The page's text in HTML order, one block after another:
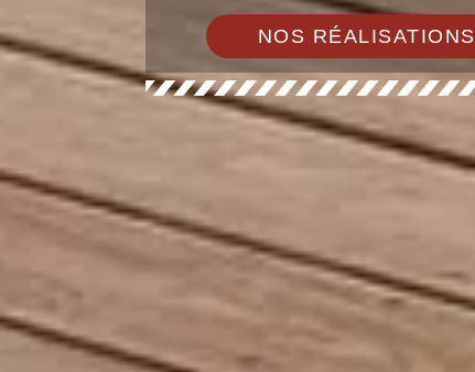
NOS RÉALISATIONS